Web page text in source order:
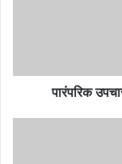
पारंपरिक